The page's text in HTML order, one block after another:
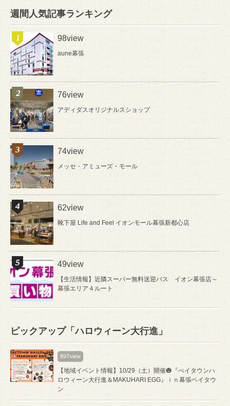
週間人気記事ランキング
98view
aune幕張
76view
アディダスオリジナルスショップ
74view
メッセ・アミューズ・モール
62view
靴下屋 Life and Feel イオンモール幕張新都心店
49view
【生活情報】近隣スーパー無料送迎バス イオン幕張店～
幕張エリア４ルート
ピックアップ「ハロウィーン大行進」
897view
【地域イベント情報】10/29（土）開催🎃『べイタウンハ
ロウィーン大行進＆MAKUHARI EGG』ｉｎ幕張ベイタウ
ン